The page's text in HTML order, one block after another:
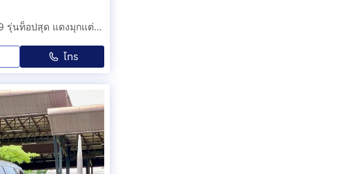
Everest 2.0 Bi-Turbo Titanium Plus 4WD 2019 รุ่นท็อปสุด แดงมุกแต่งหล่อหลักแสน พร้อมลุยทุกเส้นทาง น๊อตไม่ขยับ สวยใส มือเดียว
โทร